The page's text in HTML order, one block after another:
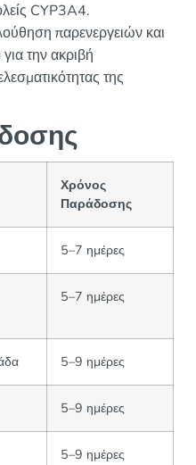
CYP3A4.
παρενεργειών και
την ακριβή
της
Χρόνος
Παράδοσης
5–7 ημέρες
5–7 ημέρες
5–9 ημέρες
5–9 ημέρες
5–9 ημέρες